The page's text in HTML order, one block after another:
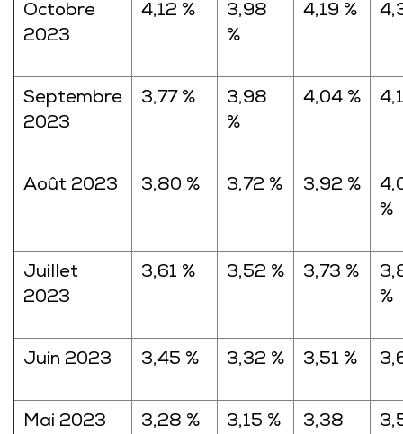
Octobre
2023
4,12 %
3,98
%
4,19 %
Septembre
2023
3,77 %
3,98
%
4,04 %
Août 2023 3,80 % 3,72 % 3,92 %
%
Juillet
2023
3,61 % 3,52 % 3,73 %
%
Juin 2023 3,45 % 3,32 % 3,51 %
Mai 2023 3,28 % 3,15 %
3,38